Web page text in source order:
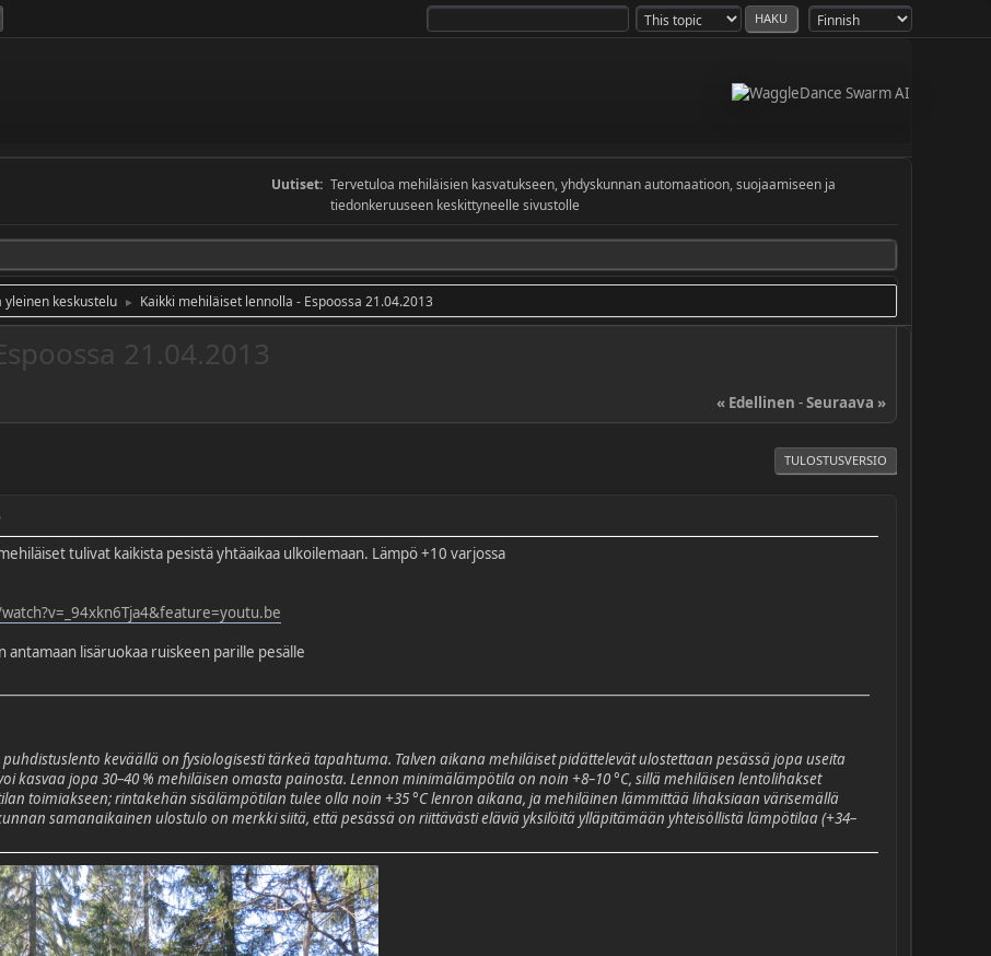
Uutiset: Tervetuloa mehiläisien kasvatukseen, yhdyskunnan automaatioon, suojaamiseen ja
tiedonkeruuseen keskittyneelle sivustolle
keskustelu ► Kaikki mehiläiset lennolla - Espoossa 21.04.2013
21.04.2013
« Edellinen -Seuraava »
TULOSTUSVERSIO
tulivat kaikista pesistä yhtäaikaa ulkoilemaan. Lämpö +10 varjossa
antamaan lisäruokaa ruiskeen parille pesälle
puhdistuslento keväällä on fysiologisesti tärkeä tapahtuma. Talven aikana mehiläiset pidättelevät ulostettaan pesässä jopa useita
kasvaa jopa 30–40 % mehiläisen omasta painosta. Lennon minimälämpötila on noin +8–10 °C, sillä mehiläisen lentolihakset
toimiakseen; rintakehän sisälämpötilan tulee olla noin +35 °C lenron aikana, ja mehiläinen lämmittää lihaksiaan värisemällä
samanaikainen ulostulo on merkki siitä, että pesässä on riittävästi eläviä yksilöitä ylläpitämään yhteisöllistä lämpötilaa (+34–